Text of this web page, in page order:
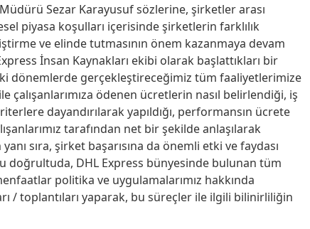
Sezar Karayusuf sözlerine, şirketler arası
piyasa koşulları içerisinde şirketlerin farklılık
ve elinde tutmasının önem kazanmaya devam
İnsan Kaynakları ekibi olarak başlattıkları bir
dönemlerde gerçekleştireceğimiz tüm faaliyetlerimize
çalışanlarımıza ödenen ücretlerin nasıl belirlendiği, iş
dayandırılarak yapıldığı, performansın ücrete
tarafından net bir şekilde anlaşılarak
sıra, şirket başarısına da önemli etki ve faydası
doğrultuda, DHL Express bünyesinde bulunan tüm
politika ve uygulamalarımız hakkında
/ toplantıları yaparak, bu süreçler ile ilgili bilinirliliğin